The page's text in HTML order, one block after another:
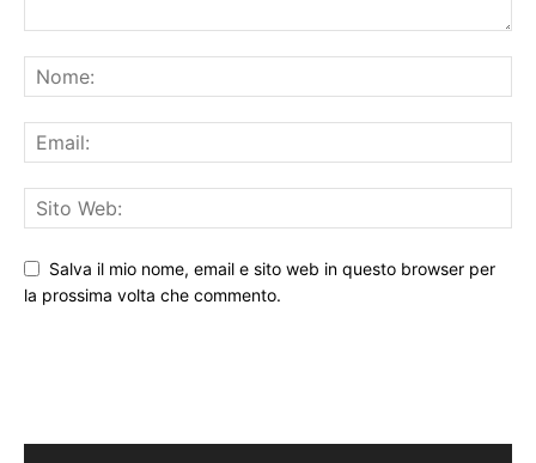
Salva il mio nome, email e sito web in questo browser per
la prossima volta che commento.